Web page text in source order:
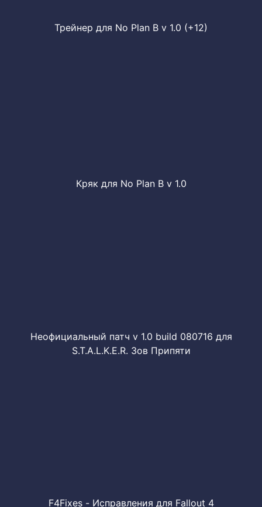
Трейнер для No Plan B v 1.0 (+12)
Кряк для No Plan B v 1.0
Неофициальный патч v 1.0 build 080716 для
S.T.A.L.K.E.R. Зов Припяти
F4Fixes - Исправления для Fallout 4